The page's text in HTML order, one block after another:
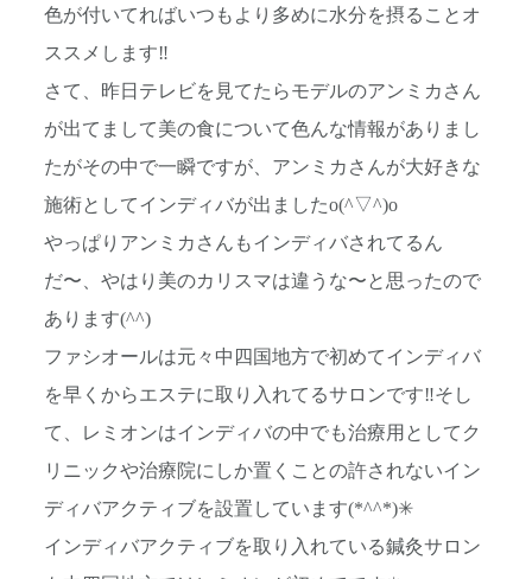
色が付いてればいつもより多めに水分を摂ることオ
ススメします‼︎
さて、昨日テレビを見てたらモデルのアンミカさん
が出てまして美の食について色んな情報がありまし
たがその中で一瞬ですが、アンミカさんが大好きな
施術としてインディバが出ましたo(^▽^)o
やっぱりアンミカさんもインディバされてるん
だ〜、やはり美のカリスマは違うな〜と思ったので
あります(^^)
ファシオールは元々中四国地方で初めてインディバ
を早くからエステに取り入れてるサロンです‼︎そし
て、レミオンはインディバの中でも治療用としてク
リニックや治療院にしか置くことの許されないイン
ディバアクティブを設置しています(*^^*)✳︎
インディバアクティブを取り入れている鍼灸サロン